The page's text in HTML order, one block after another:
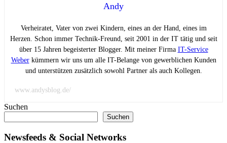
Andy
Verheiratet, Vater von zwei Kindern, eines an der Hand, eines im
Herzen. Schon immer Technik-Freund, seit 2001 in der IT tätig und seit
über 15 Jahren begeisterter Blogger. Mit meiner Firma IT-Service
Weberkümmern wir uns um alle IT-Belange von gewerblichen Kunden
und unterstützen zusätzlich sowohl Partner als auch Kollegen.
www.andysblog.de/
Suchen
Suchen
Newsfeeds & Social Networks